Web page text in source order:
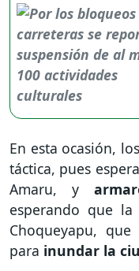
En esta ocasión,
táctica, pues
Amaru, y
esperando que
Choqueyapu,
para inundar la